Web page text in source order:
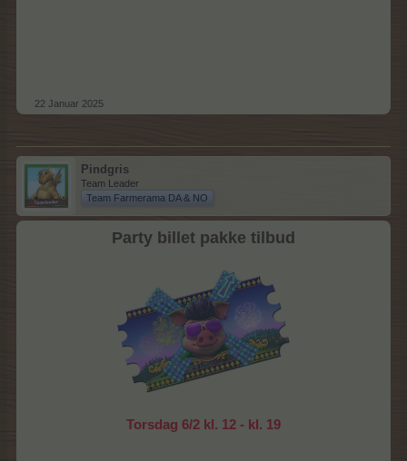
22 Januar 2025
Pindgris
Team Leader
Team Farmerama DA & NO
Party billet pakke tilbud
Torsdag 6/2 kl. 12 - kl. 19